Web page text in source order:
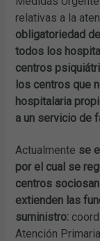
relativas a la
obligatoriedad
todos los
centros
los centros que
hospitalaria
a un servicio de
Actualmente se
por el cual se
centros
extienden las
suministro:
Atención